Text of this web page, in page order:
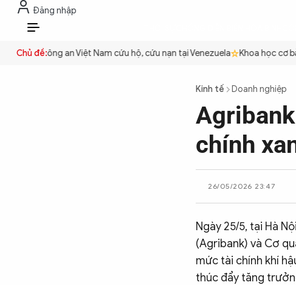
Đăng nhập
VI
Chủ đề:Công an Việt Nam cứu hộ, cứu nạn tại Venezuela Khoa học cơ
Kinh tế Doanh nghiệp
chính
26/05/2026 23:47
Ngày 25/5, tại Hà
(Agribank) và Cơ
mức tài chính khí
thúc đẩy tăng